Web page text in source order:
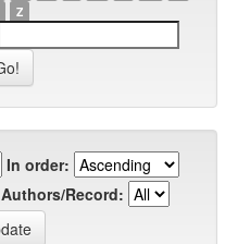
Z
In order:
Authors/Record: